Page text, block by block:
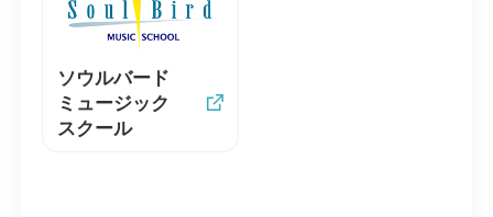
ソウルバード
ミュージック
スクール